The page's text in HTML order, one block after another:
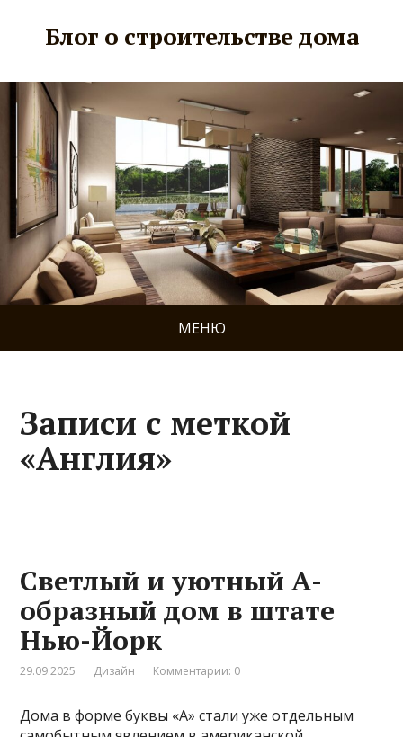
Блог о строительстве дома
МЕНЮ
Записи с меткой
«Англия»
Светлый и уютный А-
образный дом в штате
Нью-Йорк
29.09.2025 Дизайн Комментарии: 0
Дома в форме буквы «А» стали уже отдельным